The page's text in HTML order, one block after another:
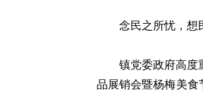
念民之所忧，想民
镇党委政府高度重
品展销会暨杨梅美食